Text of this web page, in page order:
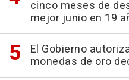
cinco meses de
mejor junio en 19
El Gobierno
monedas de oro